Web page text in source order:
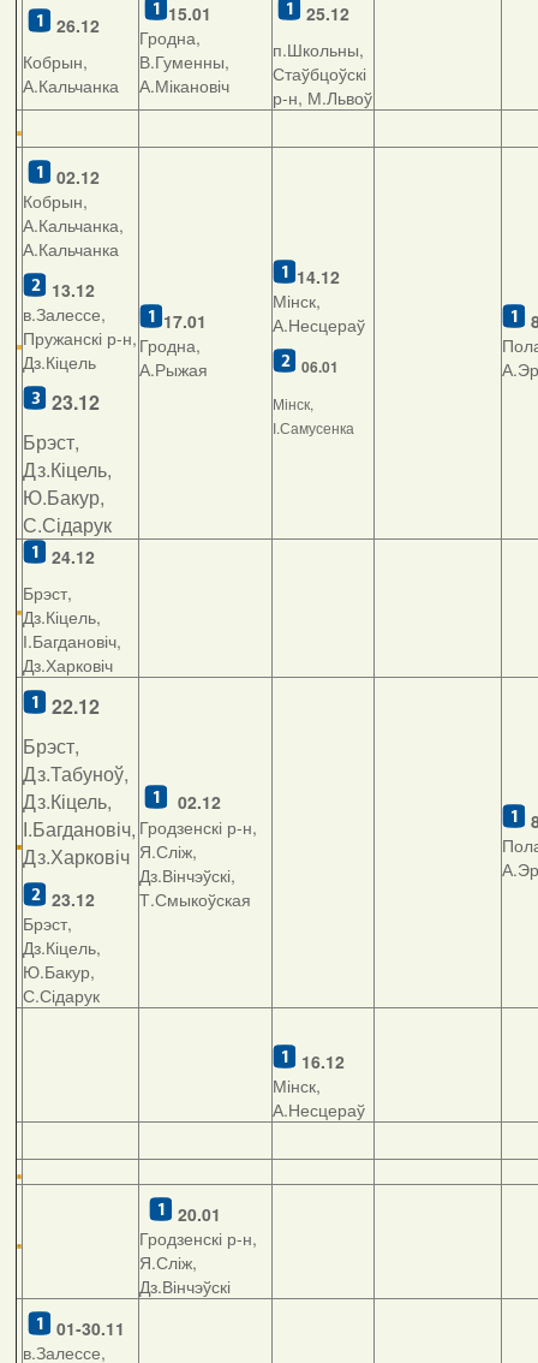
26.12
Кобрын,
А.Кальчанка
15.01
Гродна,
В.Гуменны,
А.Мікановіч
25.12
п.Школьны,
Стаўбцоўскі
р-н, М.Львоў
02.12
Кобрын,
А.Кальчанка,
А.Кальчанка
13.12
в.Залессе,
Пружанскі р-н,
Дз.Кіцель
23.12
Брэст,
Дз.Кіцель,
Ю.Бакур,
С.Сідарук
17.01
Гродна,
А.Рыжая
14.12
Мінск,
А.Несцераў
06.01
Мінск,
І.Самусенка
24.12
Брэст,
Дз.Кіцель,
І.Багдановіч,
Дз.Харковіч
22.12
Брэст,
Дз.Табуноў,
Дз.Кіцель,
І.Багдановіч,
Дз.Харковіч
23.12
Брэст,
Дз.Кіцель,
Ю.Бакур,
С.Сідарук
02.12
Гродзенскі р-н,
Я.Сліж,
Дз.Вінчэўскі,
Т.Смыкоўская
16.12
Мінск,
А.Несцераў
20.01
Гродзенскі р-н,
Я.Сліж,
Дз.Вінчэўскі
01-30.11
в.Залессе,